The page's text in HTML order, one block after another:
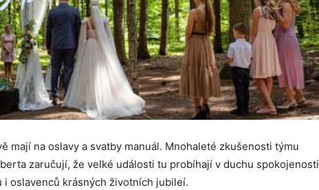
mají na oslavy a svatby manuál. Mnohaleté zkušenosti týmu
zaručují, že velké události tu probíhají v duchu spokojenosti
oslavenců krásných životních jubileí.